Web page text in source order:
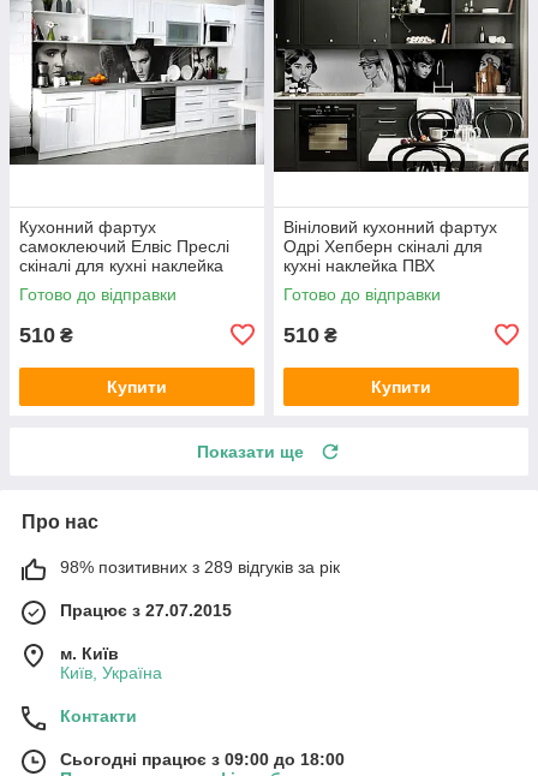
Кухонний фартух
самоклеючий Елвіс Преслі
скіналі для кухні наклейка
ПВХ ретро співаки сірий
600х2000 мм
Готово до відправки
510 ₴
Купити
Вініловий кухонний фартух
Одрі Хепберн скіналі для
кухні наклейка ПВХ
персонажі ретро Чорно-білий
600х2000 мм
Готово до відправки
510 ₴
Купити
Показати ще
Про нас
98% позитивних з 289 відгуків за рік
Працює з 27.07.2015
м. Київ
Київ, Україна
Контакти
Сьогодні працює з 09:00 до 18:00